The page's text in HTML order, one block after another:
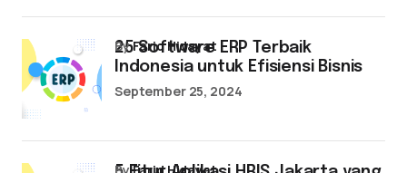
25 Software ERP Terbaik
Indonesia untuk Efisiensi Bisnis
byFarid Hidayat
September 25, 2024